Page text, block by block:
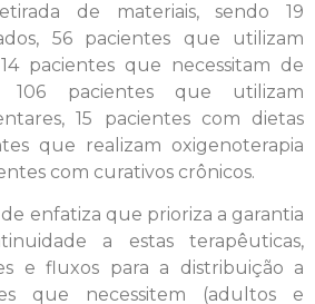
de materiais, sendo 19
56 pacientes que utilizam
pacientes que necessitam de
106 pacientes que utilizam
15 pacientes com dietas
que realizam oxigenoterapia
com curativos crônicos.
enfatiza que prioriza a garantia
a estas terapêuticas,
e fluxos para a distribuição a
que necessitem (adultos e